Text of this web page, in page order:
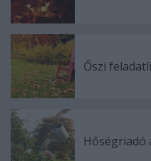
Őszi
Hőségriadó